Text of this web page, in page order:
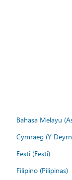
Bahasa Melayu
Cymraeg (Y
Eesti (Eesti)
Filipino (Pilipinas)